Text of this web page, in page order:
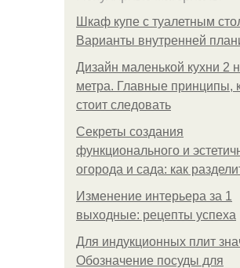
Шкаф купе с туалетным
Варианты внутренней
Дизайн маленькой кухни 2
метра. Главные принципы,
стоит следовать
Секреты создания
функционального и
огорода и сада: как
Изменение интерьера за 1
выходные: рецепты успеха
Для индукционных плит
Обозначение посуды для